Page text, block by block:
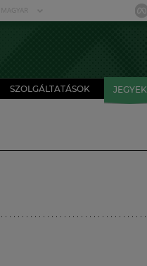
MAGYAR
SZOLGÁLTATÁSOK JEGYEK